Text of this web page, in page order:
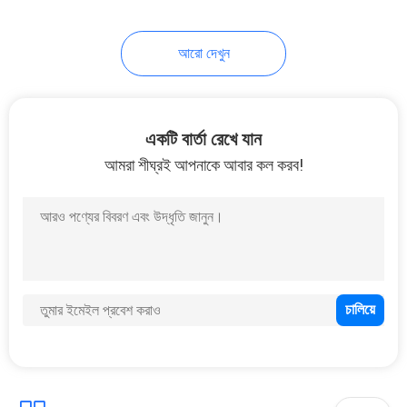
ভ্রমণ বোতল সেট
আরো দেখুন
একটি বার্তা রেখে যান
আমরা শীঘ্রই আপনাকে আবার কল করব!